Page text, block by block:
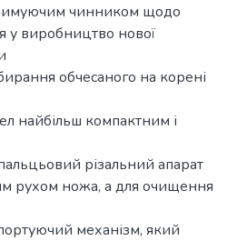
чинником щодо
виробництво нової
обчесаного на корені
найбільш компактним і
різальний апарат
рухом ножа, а для очищення
механізм, який